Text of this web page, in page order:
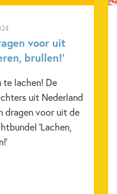
voor uit
brullen!’
lachen! De
uit Nederland
dragen voor uit de
'Lachen,